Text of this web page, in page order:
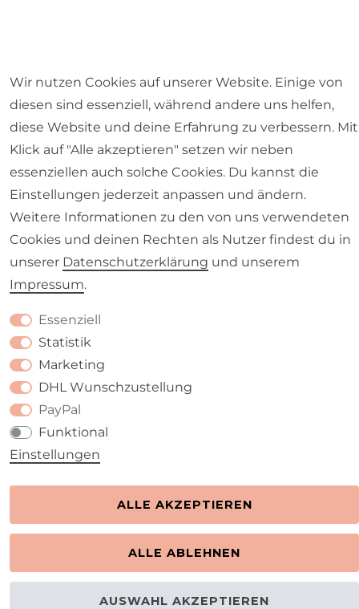
Impressum Daten­schutz­erklärung AGB
Barrierefreiheitserklärung Widerrufs­recht
VERTRAG WIDERRUFEN
Wir nutzen Cookies auf unserer Website. Einige von
diesen sind essenziell, während andere uns helfen,
diese Website und deine Erfahrung zu verbessern. Mit
Klick auf "Alle akzeptieren" setzen wir neben
essenziellen auch solche Cookies. Du kannst die
Einstellungen jederzeit anpassen und ändern.
Weitere Informationen zu den von uns verwendeten
Cookies und deinen Rechten als Nutzer findest du in
unserer Daten­schutz­erklärung und unserem
Impressum.
Essenziell
Statistik
Marketing
DHL Wunschzustellung
PayPal
Funktional
Einstellungen
ALLE AKZEPTIEREN
ALLE ABLEHNEN
AUSWAHL AKZEPTIEREN